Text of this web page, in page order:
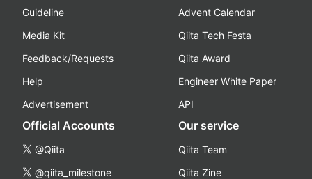
Guideline
Media Kit
Feedback/Requests
Help
Advertisement
Advent Calendar
Qiita Tech Festa
Qiita Award
Engineer White Paper
API
Official Accounts
@Qiita
@qiita_milestone
Our service
Qiita Team
Qiita Zine